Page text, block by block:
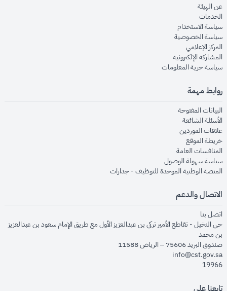
عن الهيئةopens in new window
الخدماتopens in new window
سياسة الاستخدام
سياسة الخصوصيةopens in new window
المركز الإعلاميopens in new window
المشاركة الإلكترونيةopens in new window
سياسة حرية المعلوماتopens in new window
روابط مهمة
البيانات المفتوحةopens in new window
الأسئلة الشائعةopens in new window
علاقات الموردينopens in new window
خريطة الموقعopens in new window
المنافسات العامةopens in new window
سياسة سهولة الوصولopens in new window
المنصة الوطنية الموحدة للتوظيف - جداراتopens in new window
الاتصال والدعم
اتصل بنا
حي النخيل - تقاطع الأمير تركي بن عبدالعزيز الأول مع طريق الإمام سعود بن عبدالعزيز
بن محمد
صندوق البريد 75606 – الرياض 11588
info@cst.gov.sa
19966
تابعنا على